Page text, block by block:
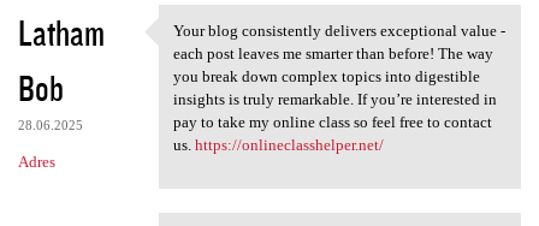
Latham
Bob
28.06.2025
Adres
Your blog consistently
Your blog consistently delivers exceptional value -
each post leaves me smarter than before! The way
you break down complex topics into digestible
insights is truly remarkable. If you’re interested in
pay to take my online class so feel free to contact
us. https://onlineclasshelper.net/